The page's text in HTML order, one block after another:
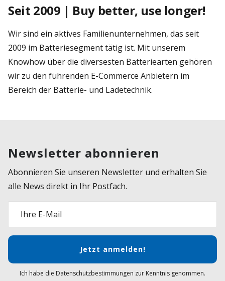
Seit 2009 | Buy better, use longer!
Wir sind ein aktives Familienunternehmen, das seit
2009 im Batteriesegment tätig ist. Mit unserem
Knowhow über die diversesten Batteriearten gehören
wir zu den führenden E-Commerce Anbietern im
Bereich der Batterie- und Ladetechnik.
Newsletter abonnieren
Abonnieren Sie unseren Newsletter und erhalten Sie
alle News direkt in Ihr Postfach.
Ihre E-Mail
Jetzt anmelden!
Ich habe die Datenschutzbestimmungen zur Kenntnis genommen.